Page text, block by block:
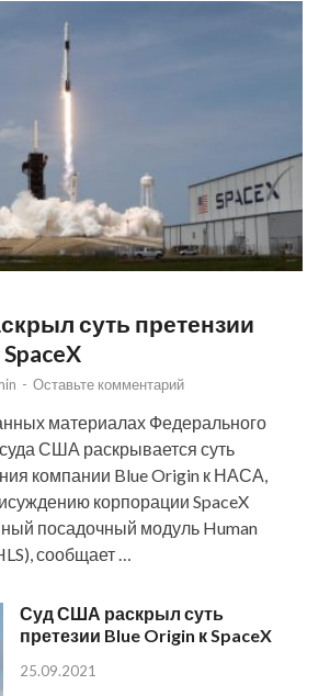
суть претензии
- Оставьте комментарий
материалах Федерального
США раскрывается суть
компании Blue Origin к НАСА,
корпорации SpaceX
посадочный модуль Human
сообщает …
Суд США раскрыл суть
претезии Blue Origin к SpaceX
25.09.2021